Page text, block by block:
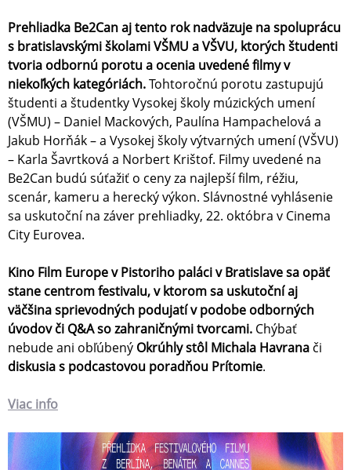
Prehliadka Be2Can aj tento rok nadväzuje na spoluprácu
s bratislavskými školami VŠMU a VŠVU, ktorých študenti
tvoria odbornú porotu a ocenia uvedené filmy v
niekoľkých kategóriách.Tohtoročnú porotu zastupujú
študenti a študentky Vysokej školy múzických umení
(VŠMU) – Daniel Mackových, Paulína Hampachelová a
Jakub Horňák – a Vysokej školy výtvarných umení (VŠVU)
– Karla Šavrtková a Norbert Krištof. Filmy uvedené na
Be2Can budú súťažiť o ceny za najlepší film, réžiu,
scenár, kameru a herecký výkon. Slávnostné vyhlásenie
sa uskutoční na záver prehliadky, 22. októbra v Cinema
City Eurovea.
Kino Film Europe v Pistoriho paláci v Bratislave sa opäť
stane centrom festivalu, v ktorom sa uskutoční aj
väčšina sprievodných podujatív podobe odborných
úvodov či Q&A so zahraničnými tvorcami. Chýbať
nebude ani obľúbený Okrúhly stôl Michala Havrana či
diskusia s podcastovou poradňou Prítomie.
Viac info